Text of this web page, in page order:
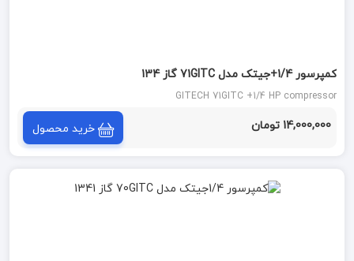
کمپرسور 1/4+جیتک مدل 71GITC گاز 134
GITECH 71GITC +1/4 HP compressor
14,000,000 تومان خرید محصول